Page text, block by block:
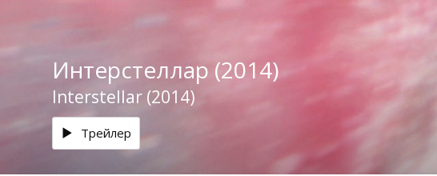
Интерстеллар (2014)
Interstellar (2014)
Трейлер